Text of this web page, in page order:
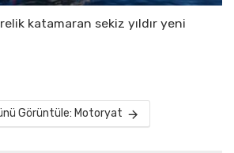
katamaran sekiz yıldır yeni
Görüntüle: Motoryat